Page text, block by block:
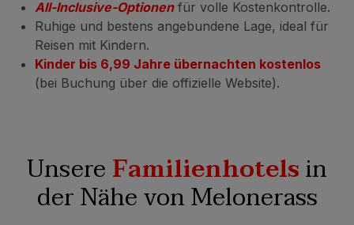
All-Inclusive-Optionenfür volle Kostenkontrolle.
Ruhige und bestens angebundene Lage, ideal für
Reisen mit Kindern.
Kinder bis 6,99 Jahre übernachten kostenlos
(bei Buchung über die offizielle Website).
UnsereFamilienhotelsin
der Nähe von Melonerass